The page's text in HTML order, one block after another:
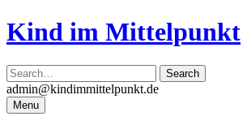
Skip
to
Kind im Mittelpunkt
admin@kindimmittelpunkt.de
Menu